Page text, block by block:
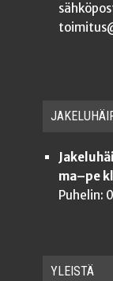
ma–pe
Puhelin:
YLEISTÄ